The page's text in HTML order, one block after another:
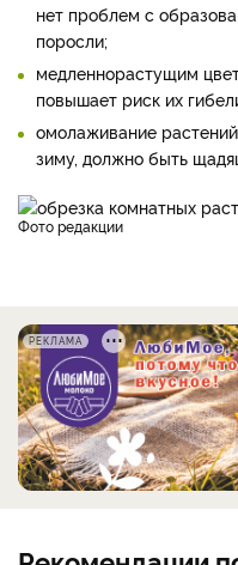
нет проблем с
поросли;
медленнорастущим
повышает риск их
омолаживание
зиму, должно быть
фото редакции
РЕКЛАМА